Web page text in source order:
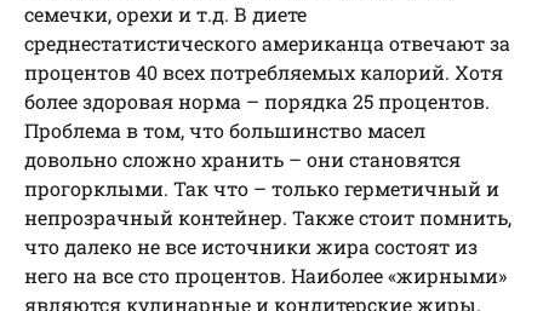
семечки, орехи и т.д. В диете
среднестатистического американца отвечают за
процентов 40 всех потребляемых калорий. Хотя
более здоровая норма – порядка 25 процентов.
Проблема в том, что большинство масел
довольно сложно хранить – они становятся
прогорклыми. Так что – только герметичный и
непрозрачный контейнер. Также стоит помнить,
что далеко не все источники жира состоят из
него на все сто процентов. Наиболее «жирными»
являются кулинарные и кондитерские жиры.